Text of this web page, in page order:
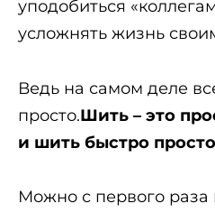
уподобиться
усложнять жизнь
Ведь на самом деле
просто.Шить – это
и шить быстро
Можно с первого раза